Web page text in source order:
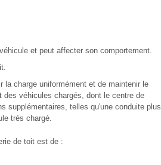
et peut affecter son comportement.
la charge uniformément et de maintenir le
véhicules chargés, dont le centre de
supplémentaires, telles qu'une conduite plus
très chargé.
de toit est de :